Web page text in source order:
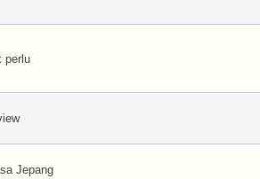
perlu
Jepang